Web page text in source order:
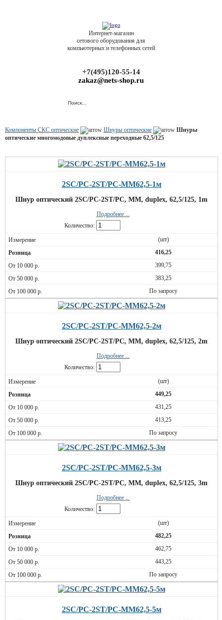
Интернет-магазин
сетового оборудования для
компьютерных и телефонных сетей
+7(495)120-55-14
zakaz@nets-shop.ru
Компоненты СКС оптические Шнуры оптические
Шнуры
оптические многомодовые дуплексные переходные 62,5/125
2SC/PC-2ST/PC-MM62,5-1м
Шнур оптический 2SC/PC-2ST/PC, MM, duplex, 62,5/125, 1m
Подробнее ...
Количество:
(шт)
416,25
399,75
383,25
По запросу
2SC/PC-2ST/PC-MM62,5-2м
Шнур оптический 2SC/PC-2ST/PC, MM, duplex, 62,5/125, 2m
Подробнее ...
Количество:
(шт)
449,25
431,25
413,25
По запросу
2SC/PC-2ST/PC-MM62,5-3м
Шнур оптический 2SC/PC-2ST/PC, MM, duplex, 62,5/125, 3m
Подробнее ...
Количество:
(шт)
482,25
462,75
443,25
По запросу
2SC/PC-2ST/PC-MM62,5-5м